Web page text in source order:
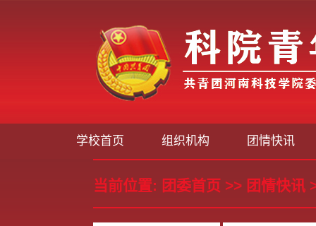
学校首页 组织机构 团情快讯
当前位置: 团委首页>> 团情快讯